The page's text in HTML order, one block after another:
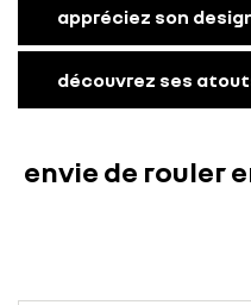
appréciez son
découvrez ses
envie de rouler